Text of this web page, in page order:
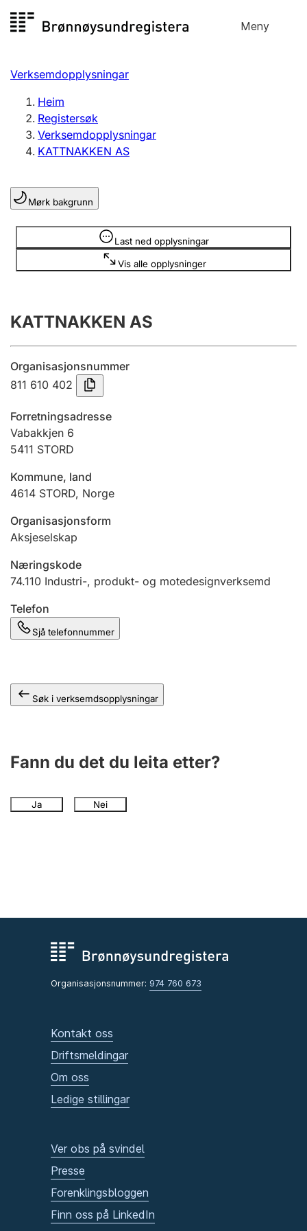
til
Meny
Registersøk
Aksjeselskap
Enkeltpersonføretak
Registrere, endre, slette
Lag og foreining
Registrere, endre, slette
Innsending og forseinkingsgebyr
Tinglysing
Jeger
Ektepaktrettleiaren
Andre tema
Verksemdopplysningar
Heim
Registersøk
Verksemdopplysningar
KATTNAKKEN AS
Mørk bakgrunn
Last ned opplysningar
Vis alle opplysninger
Opplysninger er skjult
KATTNAKKEN AS
Organisasjonsnummer
811 610 402
Forretningsadresse
Vabakkjen 6
5411 STORD
Kommune, land
4614 STORD, Norge
Organisasjonsform
Aksjeselskap
Næringskode
74.110 Industri-, produkt- og motedesignverksemd
Telefon
Sjå telefonnummer
Søk i verksemdsopplysningar
Fann du det du leita etter?
Ja Nei
Organisasjonsnummer: 974 760 673
Kontakt oss
Driftsmeldingar
Om oss
Ledige stillingar
Ver obs på svindel
Presse
Forenklingsbloggen
Finn oss på LinkedIn